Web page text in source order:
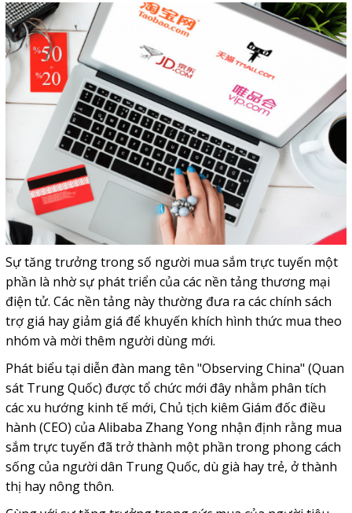
Sự tăng trưởng trong số người mua sắm trực tuyến một
phần là nhờ sự phát triển của các nền tảng thương mại
điện tử. Các nền tảng này thường đưa ra các chính sách
trợ giá hay giảm giá để khuyến khích hình thức mua theo
nhóm và mời thêm người dùng mới.
Phát biểu tại diễn đàn mang tên "Observing China" (Quan
sát Trung Quốc) được tổ chức mới đây nhằm phân tích
các xu hướng kinh tế mới, Chủ tịch kiêm Giám đốc điều
hành (CEO) của Alibaba Zhang Yong nhận định rằng mua
sắm trực tuyến đã trở thành một phần trong phong cách
sống của người dân Trung Quốc, dù già hay trẻ, ở thành
thị hay nông thôn.